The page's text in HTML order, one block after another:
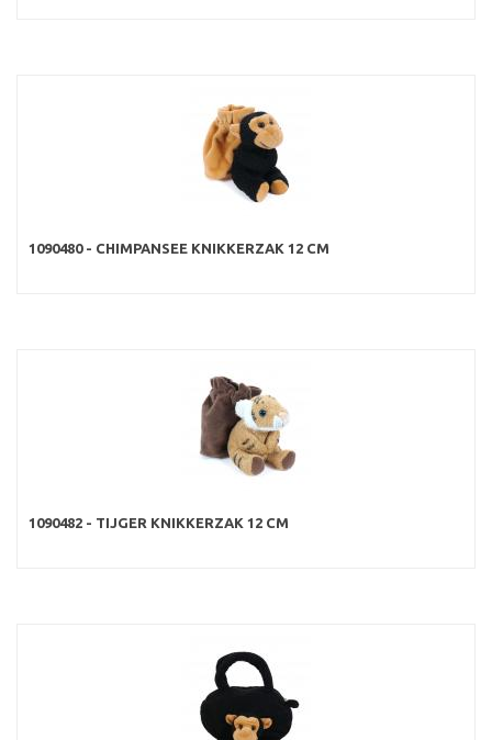
1090480 - CHIMPANSEE KNIKKERZAK 12 CM
1090482 - TIJGER KNIKKERZAK 12 CM